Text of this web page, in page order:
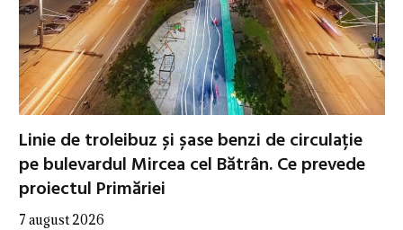
Linie de troleibuz și șase benzi de circulație
pe bulevardul Mircea cel Bătrân. Ce prevede
proiectul Primăriei
7 august 2026